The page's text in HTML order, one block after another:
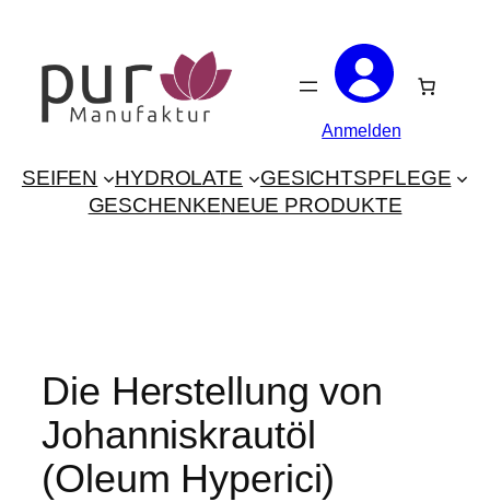
springen
Anmelden
SEIFEN HYDROLATE
GESICHTSPFLEGE
GESCHENKENEUE PRODUKTE
Die Herstellung von
Johanniskrautöl
(Oleum Hyperici)